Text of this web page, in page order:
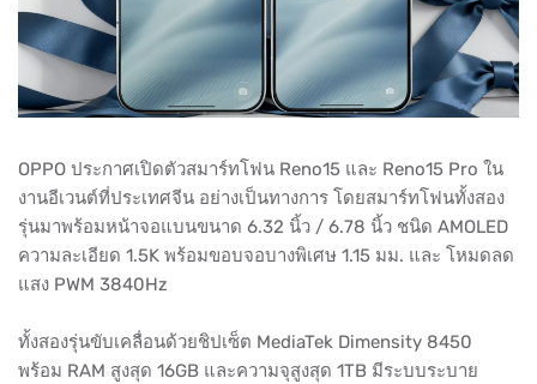
OPPO ประกาศเปิดตัวสมาร์ทโฟน Reno15 และ Reno15 Pro ใน
งานอีเวนต์ที่ประเทศจีน อย่างเป็นทางการ โดยสมาร์ทโฟนทั้งสอง
รุ่นมาพร้อมหน้าจอแบนขนาด 6.32 นิ้ว / 6.78 นิ้ว ชนิด AMOLED
ความละเอียด 1.5K พร้อมขอบจอบางพิเศษ 1.15 มม. และ โหมดลด
แสง PWM 3840Hz
ทั้งสองรุ่นขับเคลื่อนด้วยชิปเซ็ต MediaTek Dimensity 8450
พร้อม RAM สูงสุด 16GB และความจุสูงสุด 1TB มีระบบระบาย